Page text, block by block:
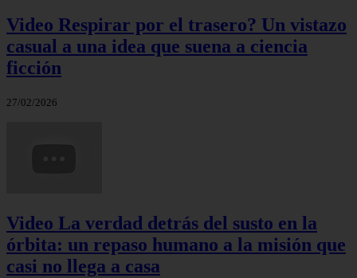
Video Respirar por el trasero? Un vistazo
casual a una idea que suena a ciencia
ficción
27/02/2026
Video La verdad detrás del susto en la
órbita: un repaso humano a la misión que
casi no llega a casa